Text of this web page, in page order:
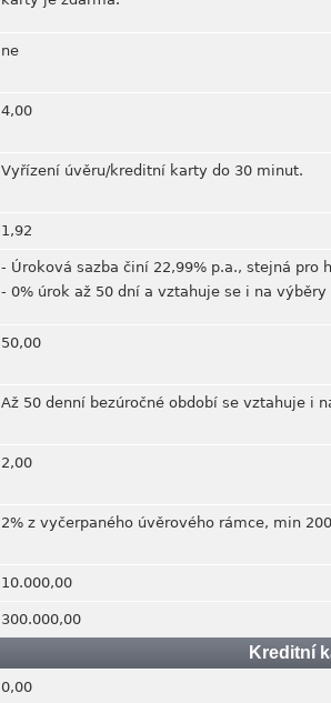
ne
4,00
Vyřízení úvěru/kreditní karty do 30 minut.
1,92
- Úroková sazba činí 22,99% p.a., stejná
- 0% úrok až 50 dní a vztahuje se i na výběry
50,00
Až 50 denní bezúročné období se vztahuje i
2,00
2% z vyčerpaného úvěrového rámce, min
10.000,00
300.000,00
Kreditní
0,00